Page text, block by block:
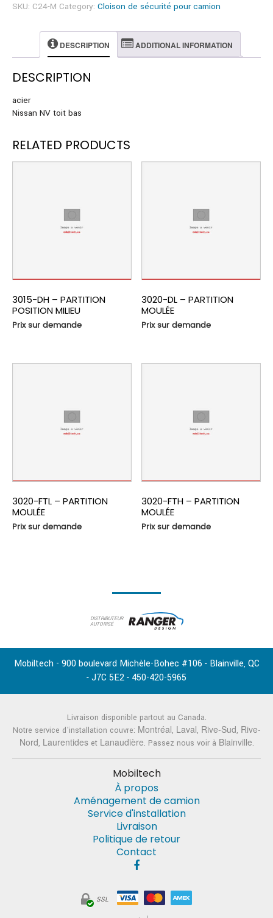
SKU: C24-M Category: Cloison de sécurité pour camion
DESCRIPTION ADDITIONAL INFORMATION
DESCRIPTION
acier
Nissan NV toit bas
RELATED PRODUCTS
3015-DH – PARTITION
POSITION MILIEU
Prix sur demande
3020-DL – PARTITION
MOULÉE
Prix sur demande
3020-FTL – PARTITION
MOULÉE
Prix sur demande
3020-FTH – PARTITION
MOULÉE
Prix sur demande
DISTRIBUTEUR
AUTORISÉ
Mobiltech - 900 boulevard Michèle-Bohec #106 - Blainville, QC
- J7C 5E2 - 450-420-5965
Livraison disponible partout au Canada.
Notre service d'installation couvre: Montréal, Laval, Rive-Sud, Rive-
Nord, Laurentideset Lanaudière. Passez nous voir à Blainville.
Mobiltech
À propos
Aménagement de camion
Service d'installation
Livraison
Politique de retour
Contact
SSL